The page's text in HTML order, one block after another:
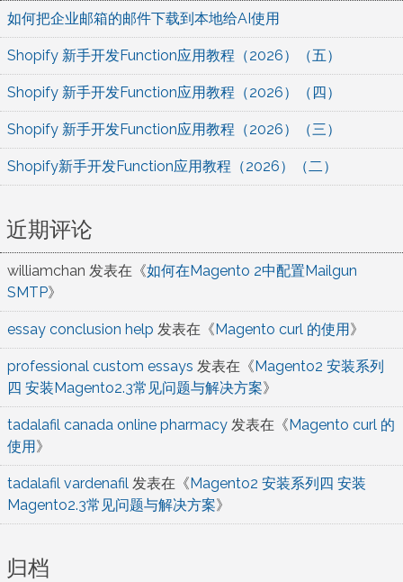
如何把企业邮箱的邮件下载到本地给AI使用
Shopify 新手开发Function应用教程（2026）（五）
Shopify 新手开发Function应用教程（2026）（四）
Shopify 新手开发Function应用教程（2026）（三）
Shopify新手开发Function应用教程（2026）（二）
近期评论
williamchan 发表在《如何在Magento 2中配置Mailgun
SMTP》
essay conclusion help 发表在《Magento curl 的使用》
professional custom essays 发表在《Magento2 安装系列
四 安装Magento2.3常见问题与解决方案》
tadalafil canada online pharmacy 发表在《Magento curl 的
使用》
tadalafil vardenafil 发表在《Magento2 安装系列四 安装
Magento2.3常见问题与解决方案》
归档